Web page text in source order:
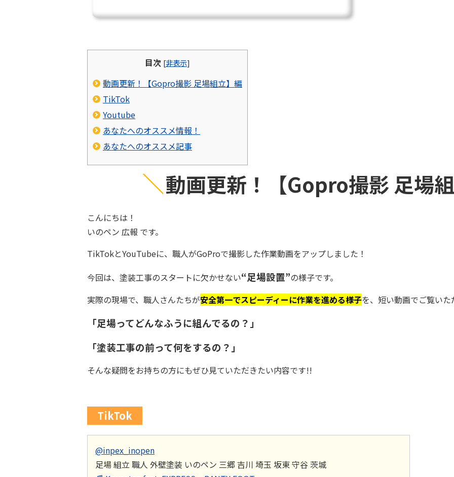
目次 [非表示]
動画更新！【Gopro撮影 足場組立】編
TikTok
Youtube
あなたへのオススメ情報！
あなたへのオススメ記事
動画更新！【Gopro撮影 足場
こんにちは！
いのペン 広報 です。
TikTokとYouTubeに、職人がGoProで撮影した作業動画をアップしました！
今回は、塗装工事のスタートに欠かせない“足場設置”の様子です。
実際の現場で、職人さんたちが安全第一でスピーディーに作業を進める様子を、短い動画でご覧い
「足場ってどんなふうに組んでるの？」
「塗装工事の前って何をするの？」
そんな疑問をお持ちの方にもぜひ見ていただきたい内容です!!
TikTok
@inpex_inopen
足場 組立 職人 外壁塗装 いのペン 三郷 吉川 埼玉 坂東 守谷 茨城